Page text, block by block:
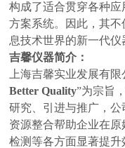
构成了适合贯穿各种
方案系统。因此，其
息技术世界的新一代仪
吉馨仪器简介：
上海吉馨实业发展有限
Better Quality”为宗旨
研究、引进与推广，
资源整合帮助企业在
检测等各方面显著提升